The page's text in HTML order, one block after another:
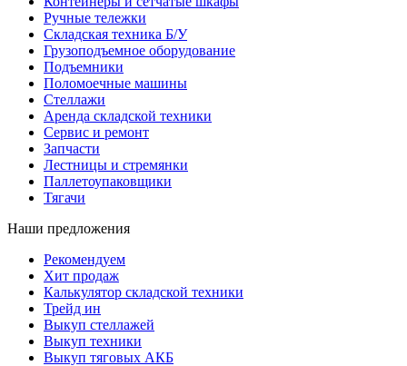
Ручные тележки
Складская техника Б/У
Грузоподъемное оборудование
Подъемники
Поломоечные машины
Стеллажи
Аренда складской техники
Сервис и ремонт
Запчасти
Лестницы и стремянки
Паллетоупаковщики
Тягачи
Наши предложения
Рекомендуем
Хит продаж
Калькулятор складской техники
Трейд ин
Выкуп стеллажей
Выкуп техники
Выкуп тяговых АКБ